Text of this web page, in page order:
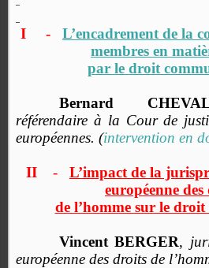
I -
L’encadrement de la
membres en
par le droit
Bernard
référendaire à la Cour de
européennes. (intervention en
II -
L’impact de la
européenne
de l’homme sur le
Vincent BERGER,
européenne des droits de